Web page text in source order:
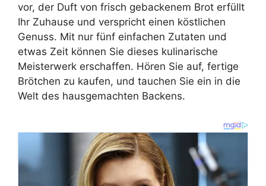
vor, der Duft von frisch gebackenem Brot erfüllt
Ihr Zuhause und verspricht einen köstlichen
Genuss. Mit nur fünf einfachen Zutaten und
etwas Zeit können Sie dieses kulinarische
Meisterwerk erschaffen. Hören Sie auf, fertige
Brötchen zu kaufen, und tauchen Sie ein in die
Welt des hausgemachten Backens.